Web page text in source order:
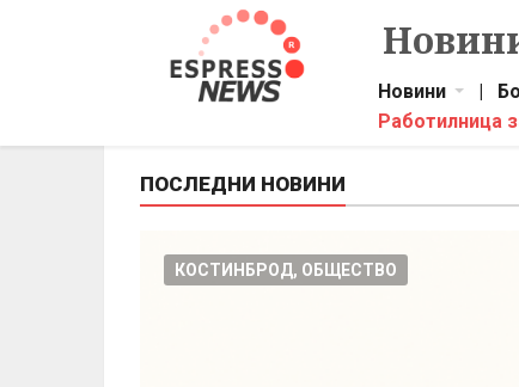
Новини |
Работилница
ПОСЛЕДНИ НОВИНИ
КОСТИНБРОД, ОБЩЕСТВО